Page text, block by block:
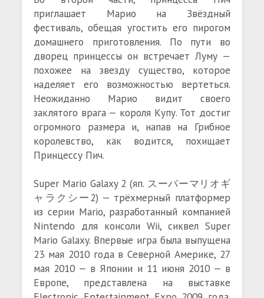
приглашает Марио на Звёздный
фестиваль, обещая угостить его пирогом
домашнего приготовления. По пути во
дворец принцессы он встречает Луму —
похожее на звезду существо, которое
наделяет его возможностью вертеться.
Неожиданно Марио видит своего
заклятого врага — короля Купу. Тот достиг
огромного размера и, напав на Грибное
королевство, как водится, похищает
Принцессу Пич.
Super Mario Galaxy 2 (яп. スーパーマリオギ
ャラクシー2) — трёхмерный платформер
из серии Mario, разработанный компанией
Nintendo для консоли Wii, сиквел Super
Mario Galaxy. Впервые игра была выпущена
23 мая 2010 года в Северной Америке, 27
мая 2010 — в Японии и 11 июня 2010 — в
Европе, представлена на выставке